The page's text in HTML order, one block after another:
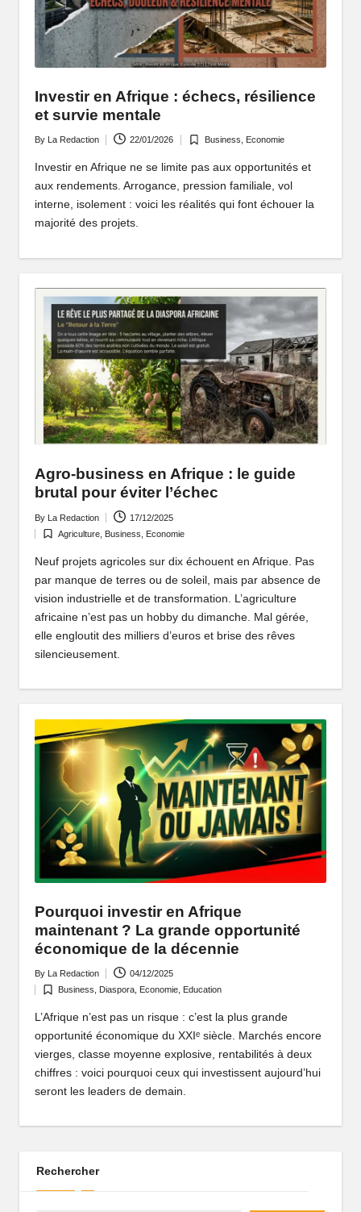
P
o
rt
ai
A
ai
v
Investir en Afrique : échecs, résilience
et survie mentale
Posted
by
By La Redaction 22/01/2026
Posted
Business Economie
Investir en Afrique ne se limite pas aux opportunités et
aux rendements. Arrogance, pression familiale, vol
interne, isolement : voici les réalités qui font échouer la
majorité des projets.
Agro-business en Afrique : le guide
brutal pour éviter l’échec
Posted
by
By La Redaction 17/12/2025
Posted
in
Agriculture Business Economie
Neuf projets agricoles sur dix échouent en Afrique. Pas
par manque de terres ou de soleil, mais par absence de
vision industrielle et de transformation. L’agriculture
africaine n’est pas un hobby du dimanche. Mal gérée,
elle engloutit des milliers d’euros et brise des rêves
silencieusement.
Pourquoi investir en Afrique
maintenant ? La grande opportunité
économique de la décennie
Posted
by
By La Redaction 04/12/2025
Posted
in
Business Diaspora Economie Education
L’Afrique n’est pas un risque : c’est la plus grande
opportunité économique du XXIᵉ siècle. Marchés encore
vierges, classe moyenne explosive, rentabilités à deux
chiffres : voici pourquoi ceux qui investissent aujourd’hui
seront les leaders de demain.
Rechercher